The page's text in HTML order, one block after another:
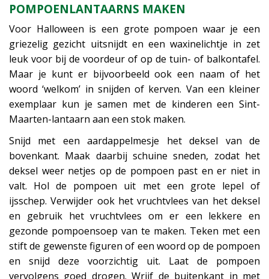
POMPOENLANTAARNS MAKEN
Voor Halloween is een grote pompoen waar je een
griezelig gezicht uitsnijdt en een waxinelichtje in zet
leuk voor bij de voordeur of op de tuin- of balkontafel.
Maar je kunt er bijvoorbeeld ook een naam of het
woord ‘welkom’ in snijden of kerven. Van een kleiner
exemplaar kun je samen met de kinderen een Sint-
Maarten-lantaarn aan een stok maken.
Snijd met een aardappelmesje het deksel van de
bovenkant. Maak daarbij schuine sneden, zodat het
deksel weer netjes op de pompoen past en er niet in
valt. Hol de pompoen uit met een grote lepel of
ijsschep. Verwijder ook het vruchtvlees van het deksel
en gebruik het vruchtvlees om er een lekkere en
gezonde pompoensoep van te maken. Teken met een
stift de gewenste figuren of een woord op de pompoen
en snijd deze voorzichtig uit. Laat de pompoen
vervolgens goed drogen. Wrijf de buitenkant in met